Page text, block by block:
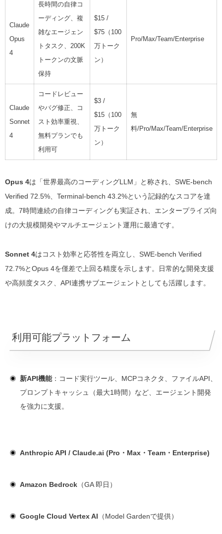
Claude
Opus
4
長時間の自律コ
ーディング、複
雑なエージェン
トタスク、200K
トークンの文脈
保持
$15 /
$75（100
万トーク
ン）
Pro/Max/Team/Enterprise
Claude
Sonnet
4
コードレビュー
やバグ修正、コ
スト効率重視、
無料プランでも
利用可
$3 /
$15（100
万トーク
ン）
無
料/Pro/Max/Team/Enterprise
Opus 4は「世界最高のコーディングLLM」と称され、SWE-bench
Verified 72.5%、Terminal-bench 43.2%という記録的なスコアを達
成。7時間連続の自律コーディングも実証され、エンタープライズ向
けの大規模開発やマルチエージェント運用に最適です。
Sonnet 4はコスト効率と応答性を両立し、SWE-bench Verified
72.7%とOpus 4を僅差で上回る精度を示します。日常的な開発支援
や高頻度タスク、API連携サブエージェントとしても活躍します。
利用可能プラットフォーム
新API機能：コード実行ツール、MCPコネクタ、ファイルAPI、
プロンプトキャッシュ（最大1時間）など、エージェント開発
を強力に支援。
Anthropic API / Claude.ai (Pro・Max・Team・Enterprise)
Amazon Bedrock （GA 即日）
Google Cloud Vertex AI （Model Gardenで提供）